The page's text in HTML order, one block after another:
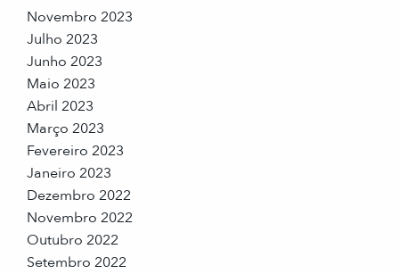
Novembro 2023
Julho 2023
Junho 2023
Maio 2023
Abril 2023
Março 2023
Fevereiro 2023
Janeiro 2023
Dezembro 2022
Novembro 2022
Outubro 2022
Setembro 2022